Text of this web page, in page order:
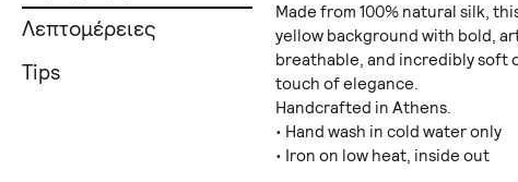
Λεπτομέρειες
Tips
Made from 100% natural silk,
yellow background with bold,
breathable, and incredibly soft
touch of elegance.
Handcrafted in Athens.
•⁠ ⁠Hand wash in cold water only
•⁠ ⁠Iron on low heat, inside out